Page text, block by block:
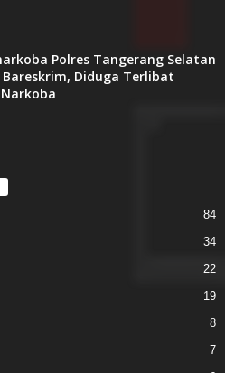
Polres Tangerang Selatan
Diduga Terlibat
84
34
22
19
8
7